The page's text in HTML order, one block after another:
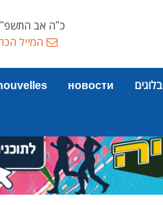
כ"ה אב התשפ"ו | שבת, 08
המייל
בלוגים новости